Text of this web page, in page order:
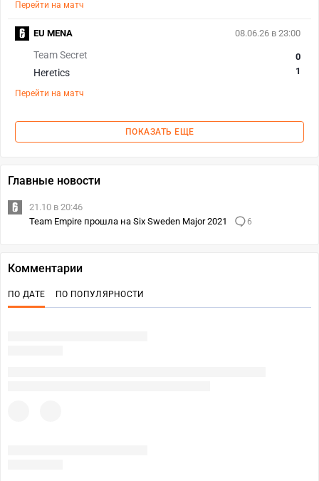
Перейти на матч
08.06.26 в 23:00
Team Secret
Heretics
0
1
Перейти на матч
EU MENA
ПОКАЗАТЬ ЕЩЕ
Главные новости
21.10 в 20:46
Team Empire прошла на Six Sweden Major 2021
6
Комментарии
ПО ДАТЕ ПО ПОПУЛЯРНОСТИ